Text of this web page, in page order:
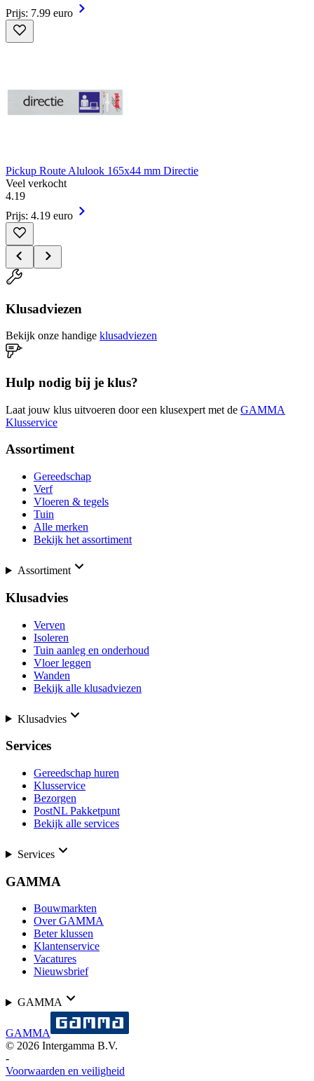
Prijs: 7.99 euro
Pickup Route Alulook 165x44 mm Directie
Veel verkocht
4.19
Prijs: 4.19 euro
Klusadviezen
Bekijk onze handige klusadviezen
Hulp nodig bij je klus?
Laat jouw klus uitvoeren door een klusexpert met de GAMMA
Klusservice
Assortiment
Gereedschap
Verf
Vloeren & tegels
Tuin
Alle merken
Bekijk het assortiment
Assortiment
Klusadvies
Verven
Isoleren
Tuin aanleg en onderhoud
Vloer leggen
Wanden
Bekijk alle klusadviezen
Klusadvies
Services
Gereedschap huren
Klusservice
Bezorgen
PostNL Pakketpunt
Bekijk alle services
Services
GAMMA
Bouwmarkten
Over GAMMA
Beter klussen
Klantenservice
Vacatures
Nieuwsbrief
GAMMA
GAMMA
© 2026 Intergamma B.V.
-
Voorwaarden en veiligheid